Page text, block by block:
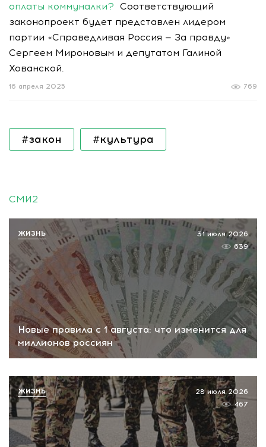
оплаты коммуналки? Соответствующий
законопроект будет представлен лидером
партии «Справедливая Россия — За правду»
Сергеем Мироновым и депутатом Галиной
Хованской.
769
16 апреля 2025
#закон #культура
СМИ2
Новые правила с 1 августа: что изменится для
миллионов россиян
31 июля 2026
639
ЖИЗНЬ
28 июля 2026
467
ЖИЗНЬ